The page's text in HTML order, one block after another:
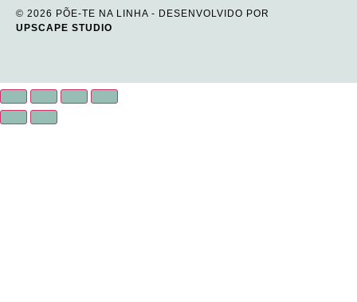
© 2026 PÕE-TE NA LINHA - DESENVOLVIDO POR
UPSCAPE STUDIO